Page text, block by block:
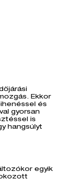
Ekkor
és
gyorsan
is
hangsúlyt
egyik